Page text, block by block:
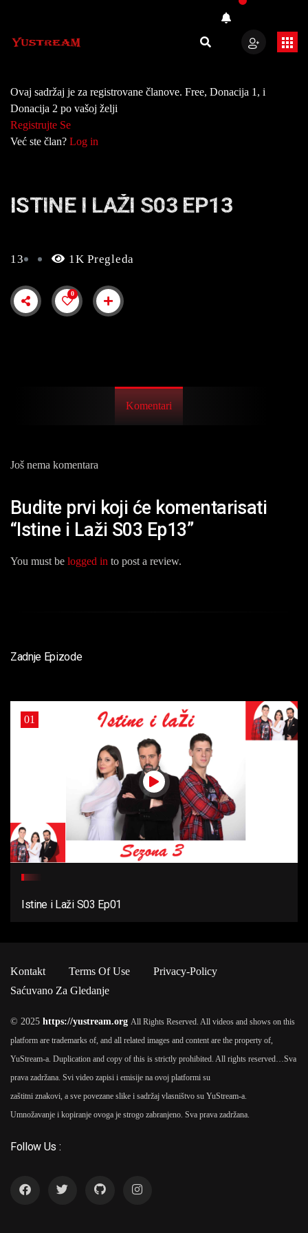
Ovaj sadržaj je za registrovane članove. Free, Donacija 1, i
Donacija 2 po vašoj želji
Registrujte Se
Već ste član? Log in
ISTINE I LAŽI S03 EP13
13 1K Pregleda
0
Komentari
Još nema komentara
Budite prvi koji će komentarisati
“Istine i Laži S03 Ep13”
You must be logged in to post a review.
Zadnje Epizode
01
Istine i Laži S03 Ep01
Kontakt Terms Of Use
Privacy-Policy
Saćuvano Za Gledanje
© 2025 https://yustream.org All Rights Reserved. All videos and shows on this
platform are trademarks of, and all related images and content are the property of,
YuStream-a. Duplication and copy of this is strictly prohibited. All rights reserved…Sva
prava zadržana. Svi video zapisi i emisije na ovoj platformi su
zaštitni znakovi, a sve povezane slike i sadržaj vlasništvo su YuStream-a.
Umnožavanje i kopiranje ovoga je strogo zabranjeno. Sva prava zadržana.
Follow Us :